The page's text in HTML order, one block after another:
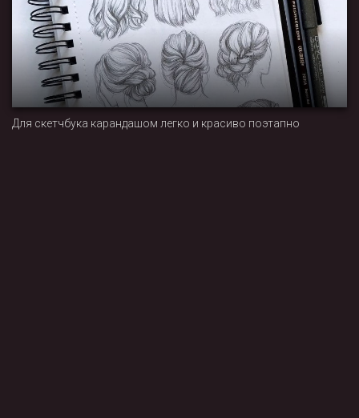
Для скетчбука карандашом легко и красиво поэтапно